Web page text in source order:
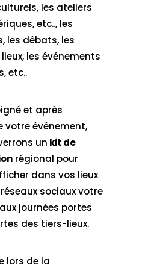
les ateliers
etc.., les
les débats, les
les événements
etc..
et après
votre événement,
un kit de
régional pour
dans vos lieux
sociaux votre
journées portes
des tiers-lieux.
lors de la